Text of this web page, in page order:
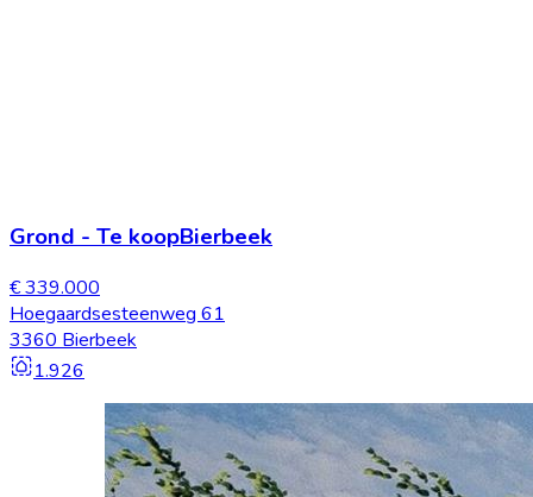
Grond - Te koopBierbeek
€ 339.000
Hoegaardsesteenweg 61
3360 Bierbeek
1.926